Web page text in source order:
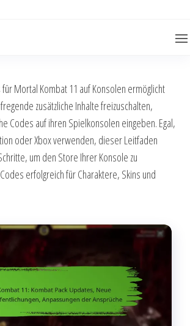
Mortal Kombat 11 auf Konsolen ermöglicht
zusätzliche Inhalte freizuschalten,
Codes auf ihren Spielkonsolen eingeben. Egal,
oder Xbox verwenden, dieser Leitfaden
um den Store Ihrer Konsole zu
erfolgreich für Charaktere, Skins und